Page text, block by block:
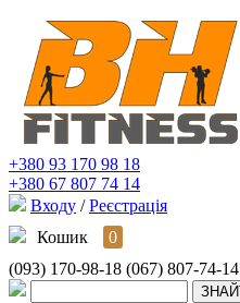
+380 93 170 98 18
+380 67 807 74 14
Входу / Реєстрація
Кошик
0
(093) 170-98-18 (067) 807-74-14